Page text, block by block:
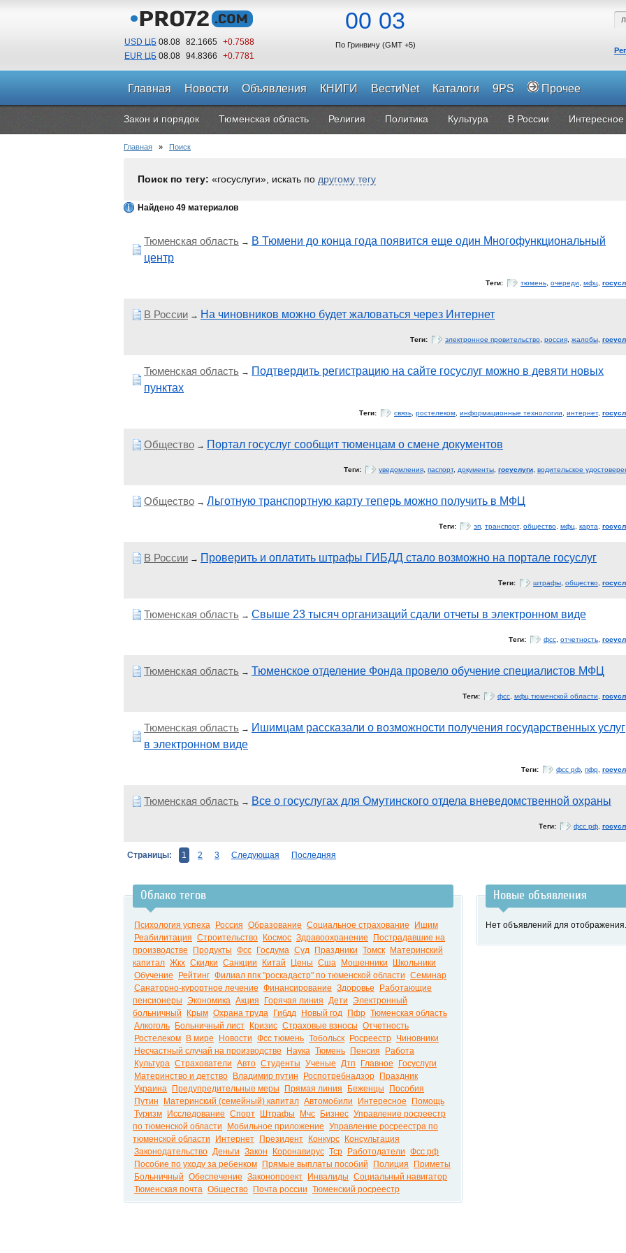
USD ЦБ 08.08 82.1665 +0.7588
EUR ЦБ 08.08 94.8366 +0.7781
00 03
По Гринвичу (GMT +5)
Главная Новости Объявления КНИГИ ВестиNet Каталоги 9PS Прочее
Закон и порядок Тюменская область Религия Политика Культура В России Интересное
Главная » Поиск
Поиск по тегу: «госуслуги», искать по другому тегу
Найдено 49 материалов
Тюменская область → В Тюмени до конца года появится еще один Многофункциональный
центр
Теги: тюмень очереди мфц
В России → На чиновников можно будет жаловаться через Интернет
Теги: электронное провительство россия жалобы
Тюменская область → Подтвердить регистрацию на сайте госуслуг можно в девяти новых
пунктах
Теги: связь ростелеком информационные технологии интернет,
Общество → Портал госуслуг сообщит тюменцам о смене документов
Теги: уведомления паспорт, документы госуслуги водительское
Общество → Льготную транспортную карту теперь можно получить в МФЦ
Теги: эп транспорт, общество мфц карта
В России → Проверить и оплатить штрафы ГИБДД стало возможно на портале госуслуг
Теги: штрафы общество
Тюменская область → Свыше 23 тысяч организаций сдали отчеты в электронном виде
Теги: фсс отчетность
Тюменская область → Тюменское отделение Фонда провело обучение специалистов МФЦ
Теги: фсс мфц тюменской области
Тюменская область → Ишимцам рассказали о возможности получения государственных услуг
в электронном виде
Теги: фсс рф пфр
Тюменская область → Все о госуслугах для Омутинского отдела вневедомственной охраны
Теги: фсс рф
Страницы: 1 2 3 Следующая Последняя
Облако тегов
Психология успеха Россия Образование Социальное страхование
Ишим
Реабилитация Строительство Космос Здравоохранение
Пострадавшие на
производстве
Продукты Фсс Госдума Суд Праздники Томск
Материнский
капитал Жкх Скидки Санкции Китай Цены Сша Мошенники
Школьники
Обучение
Рейтинг Филиал ппк "роскадастр" по тюменской области Семинар
Санаторно-курортное лечение Финансирование Здоровье
Работающие
пенсионеры Экономика Акция Горячая линия Дети Электронный
больничный
Крым Охрана труда Гибдд Новый год Пфр Тюменская область
Алкоголь
Больничный лист Кризис Страховые взносы Отчетность
Ростелеком
В мире Новости Фсс тюмень Тобольск Росреестр Чиновники
Несчастный случай на производстве
Наука Тюмень Пенсия
Работа
Культура Страхователи Авто Студенты Ученые Дтп Главное
Госуслуги
Материнство и детство
Владимир путин Роспотребнадзор
Праздник
Украина
Предупредительные меры Прямая линия Беженцы
Пособия
Путин
Материнский (семейный) капитал Автомобили Интересное
Помощь
Туризм
Исследование Спорт Штрафы Мчс Бизнес Управление росреестр
по тюменской области
Мобильное приложение Управление росреестра по
тюменской области
Интернет Президент Конкурс
Консультация
Законодательство Деньги Закон Коронавирус Тср Работодатели Фсс рф
Пособие по уходу за ребенком
Прямые выплаты пособий Полиция
Приметы
Больничный Обеспечение Законопроект Инвалиды Социальный навигатор
Тюменская почта Общество Почта россии Тюменский росреестр
Новые объявления
Нет объявлений для отображения.